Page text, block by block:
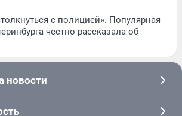
с полицией». Популярная
честно рассказала об
новости